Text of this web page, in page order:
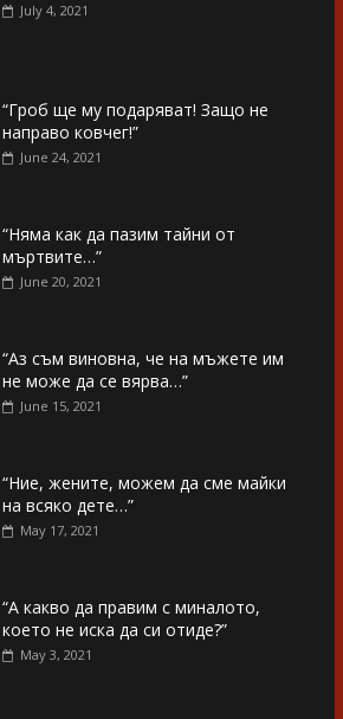
July 4, 2021
“Гроб ще му подаряват! Защо не
направо ковчег!”
June 24, 2021
“Няма как да пазим тайни от
мъртвите…”
June 20, 2021
“Аз съм виновна, че на мъжете им
не може да се вярва…”
June 15, 2021
“Ние, жените, можем да сме майки
на всяко дете…”
May 17, 2021
“А какво да правим с миналото,
което не иска да си отиде?”
May 3, 2021